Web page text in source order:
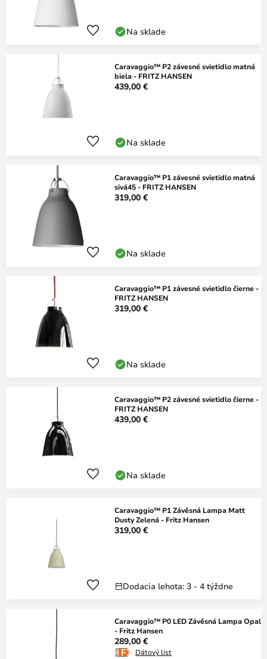
Na sklade
Caravaggio™ P2 závesné svietidlo matná
biela - FRITZ HANSEN
439,00 €
Na sklade
Caravaggio™ P1 závesné svietidlo matná
sivá45 - FRITZ HANSEN
319,00 €
Na sklade
Caravaggio™ P1 závesné svietidlo čierne -
FRITZ HANSEN
319,00 €
Na sklade
Caravaggio™ P2 závesné svietidlo čierne -
FRITZ HANSEN
439,00 €
Na sklade
Caravaggio™ P1 Závěsná Lampa Matt
Dusty Zelená - Fritz Hansen
319,00 €
Dodacia lehota: 3 - 4 týždne
Caravaggio™ P0 LED Závěsná Lampa Opal
- Fritz Hansen
289,00 €
Dátový list